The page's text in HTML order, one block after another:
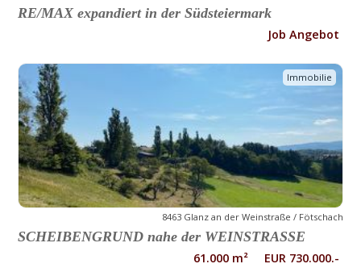
RE/MAX expandiert in der Südsteiermark
Job Angebot
Immobilie
8463 Glanz an der Weinstraße / Fötschach
SCHEIBENGRUND nahe der WEINSTRASSE
61.000 m² EUR 730.000.-